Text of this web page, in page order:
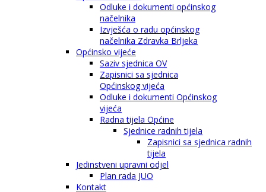
Odluke i dokumenti općinskog
načelnika
Izvješća o radu općinskog
načelnika Zdravka Brljeka
Općinsko vijeće
Saziv sjednica OV
Zapisnici sa sjednica
Općinskog vijeća
Odluke i dokumenti Općinskog
vijeća
Radna tijela Općine
Sjednice radnih tijela
Zapisnici sa sjednica radnih
tijela
Jedinstveni upravni odjel
Plan rada JUO
Kontakt